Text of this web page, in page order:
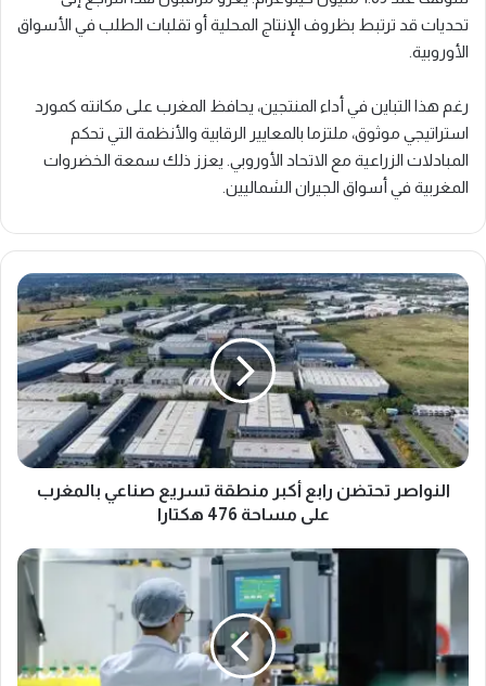
تحديات قد ترتبط بظروف الإنتاج المحلية أو تقلبات الطلب في الأسواق
الأوروبية.
رغم هذا التباين في أداء المنتجين، يحافظ المغرب على مكانته كمورد
استراتيجي موثوق، ملتزما بالمعايير الرقابية والأنظمة التي تحكم
المبادلات الزراعية مع الاتحاد الأوروبي. يعزز ذلك سمعة الخضروات
المغربية في أسواق الجيران الشماليين.
النواصر
تحتضن
رابع
أكبر
منطقة
تسريع
صناعي
بالمغرب
على
مساحة
النواصر تحتضن رابع أكبر منطقة تسريع صناعي بالمغرب
على مساحة 476 هكتارا
"موتانديس"
بـ10%
في
النتيجة